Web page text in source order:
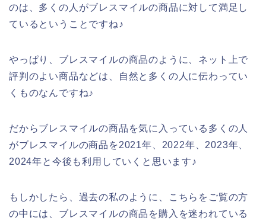
のは、多くの人がブレスマイルの商品に対して満足し
ているということですね♪
やっぱり、ブレスマイルの商品のように、ネット上で
評判のよい商品などは、自然と多くの人に伝わってい
くものなんですね♪
だからブレスマイルの商品を気に入っている多くの人
がブレスマイルの商品を2021年、2022年、2023年、
2024年と今後も利用していくと思います♪
もしかしたら、過去の私のように、こちらをご覧の方
の中には、ブレスマイルの商品を購入を迷われている